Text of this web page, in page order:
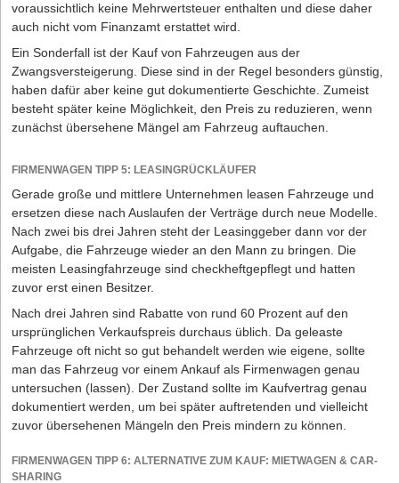
voraussichtlich keine Mehrwertsteuer enthalten und diese daher
auch nicht vom Finanzamt erstattet wird.
Ein Sonderfall ist der Kauf von Fahrzeugen aus der
Zwangsversteigerung. Diese sind in der Regel besonders günstig,
haben dafür aber keine gut dokumentierte Geschichte. Zumeist
besteht später keine Möglichkeit, den Preis zu reduzieren, wenn
zunächst übersehene Mängel am Fahrzeug auftauchen.
FIRMENWAGEN TIPP 5: LEASINGRÜCKLÄUFER
Gerade große und mittlere Unternehmen leasen Fahrzeuge und
ersetzen diese nach Auslaufen der Verträge durch neue Modelle.
Nach zwei bis drei Jahren steht der Leasinggeber dann vor der
Aufgabe, die Fahrzeuge wieder an den Mann zu bringen. Die
meisten Leasingfahrzeuge sind checkheftgepflegt und hatten
zuvor erst einen Besitzer.
Nach drei Jahren sind Rabatte von rund 60 Prozent auf den
ursprünglichen Verkaufspreis durchaus üblich. Da geleaste
Fahrzeuge oft nicht so gut behandelt werden wie eigene, sollte
man das Fahrzeug vor einem Ankauf als Firmenwagen genau
untersuchen (lassen). Der Zustand sollte im Kaufvertrag genau
dokumentiert werden, um bei später auftretenden und vielleicht
zuvor übersehenen Mängeln den Preis mindern zu können.
FIRMENWAGEN TIPP 6: ALTERNATIVE ZUM KAUF: MIETWAGEN & CAR-
SHARING